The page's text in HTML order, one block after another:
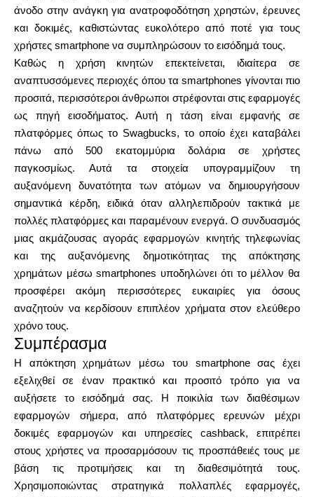
άνοδο στην ανάγκη για ανατροφοδότηση χρηστών, έρευνες
και δοκιμές, καθιστώντας ευκολότερο από ποτέ για τους
χρήστες smartphone να συμπληρώσουν το εισόδημά τους.
Καθώς η χρήση κινητών επεκτείνεται, ιδιαίτερα σε
αναπτυσσόμενες περιοχές όπου τα smartphones γίνονται πιο
προσιτά, περισσότεροι άνθρωποι στρέφονται στις εφαρμογές
ως πηγή εισοδήματος. Αυτή η τάση είναι εμφανής σε
πλατφόρμες όπως το Swagbucks, το οποίο έχει καταβάλει
πάνω από 500 εκατομμύρια δολάρια σε χρήστες
παγκοσμίως. Αυτά τα στοιχεία υπογραμμίζουν τη
αυξανόμενη δυνατότητα των ατόμων να δημιουργήσουν
σημαντικά κέρδη, ειδικά όταν αλληλεπιδρούν τακτικά με
πολλές πλατφόρμες και παραμένουν ενεργά. Ο συνδυασμός
μιας ακμάζουσας αγοράς εφαρμογών κινητής τηλεφωνίας
και της αυξανόμενης δημοτικότητας της απόκτησης
χρημάτων μέσω smartphones υποδηλώνει ότι το μέλλον θα
προσφέρει ακόμη περισσότερες ευκαιρίες για όσους
αναζητούν να κερδίσουν επιπλέον χρήματα στον ελεύθερο
χρόνο τους.
Συμπέρασμα
Η απόκτηση χρημάτων μέσω του smartphone σας έχει
εξελιχθεί σε έναν πρακτικό και προσιτό τρόπο για να
αυξήσετε το εισόδημά σας. Η ποικιλία των διαθέσιμων
εφαρμογών σήμερα, από πλατφόρμες ερευνών μέχρι
δοκιμές εφαρμογών και υπηρεσίες cashback, επιτρέπει
στους χρήστες να προσαρμόσουν τις προσπάθειές τους με
βάση τις προτιμήσεις και τη διαθεσιμότητά τους.
Χρησιμοποιώντας στρατηγικά πολλαπλές εφαρμογές,